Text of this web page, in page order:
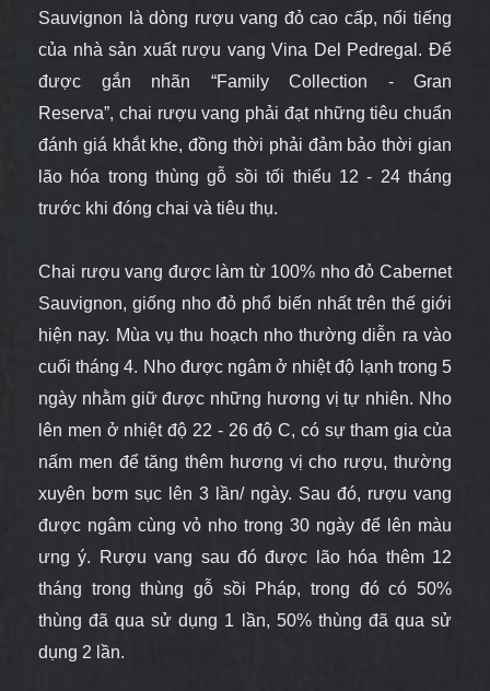
Sauvignon là dòng rượu vang đỏ cao cấp, nổi tiếng
của nhà sản xuất rượu vang Vina Del Pedregal. Để
được gắn nhãn “Family Collection - Gran
Reserva”, chai rượu vang phải đạt những tiêu chuẩn
đánh giá khắt khe, đồng thời phải đảm bảo thời gian
lão hóa trong thùng gỗ sồi tối thiểu 12 - 24 tháng
trước khi đóng chai và tiêu thụ.
Chai rượu vang được làm từ 100% nho đỏ Cabernet
Sauvignon, giống nho đỏ phổ biến nhất trên thế giới
hiện nay. Mùa vụ thu hoạch nho thường diễn ra vào
cuối tháng 4. Nho được ngâm ở nhiệt độ lạnh trong 5
ngày nhằm giữ được những hương vị tự nhiên. Nho
lên men ở nhiệt độ 22 - 26 độ C, có sự tham gia của
nấm men để tăng thêm hương vị cho rượu, thường
xuyên bơm sục lên 3 lần/ ngày. Sau đó, rượu vang
được ngâm cùng vỏ nho trong 30 ngày để lên màu
ưng ý. Rượu vang sau đó được lão hóa thêm 12
tháng trong thùng gỗ sồi Pháp, trong đó có 50%
thùng đã qua sử dụng 1 lần, 50% thùng đã qua sử
dụng 2 lần.